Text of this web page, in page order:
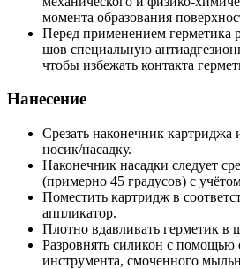
момента образования
Перед применением герметика
шов специальную
чтобы избежать контакта
Нанесение
Срезать наконечник картриджа
носик/насадку.
Наконечник насадки следует
(примерно 45 градусов) с
Поместить картридж в
аппликатор.
Плотно вдавливать герметик в
Разровнять силикон с помощью
инструмента, смоченного